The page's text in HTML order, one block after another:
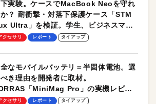
実験。ケースでMacBook Neoを守れ
？ 耐衝撃・対落下保護ケース「STM
Ultra」を検証。学生、ビジネスマン
バイルユースに最適！
クセサリ レポート タイアップ
なモバイルバッテリ＝半固体電池。選
き理由を開発者に取材。
「MiniMag Pro」の実機レビュ
クセサリ レポート タイアップ